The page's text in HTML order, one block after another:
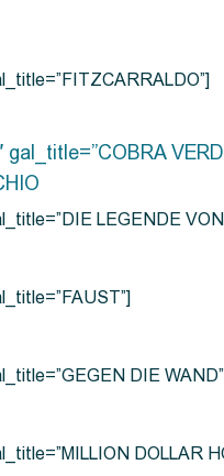
LEGENDE
DIE
DOLLAR